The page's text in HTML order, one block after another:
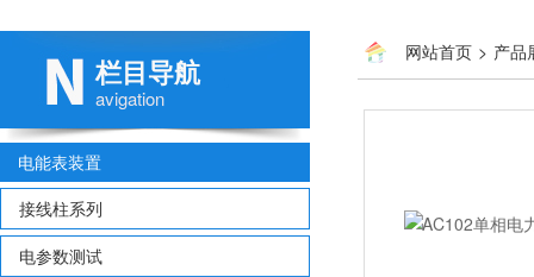
栏目导航
avigation
电能表装置
接线柱系列
电参数测试
网站首页 > 产品